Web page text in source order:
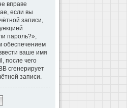
вправе
если вы
записи,
пароль?»,
обеспечением
ваше имя
после чего
сгенерирует
записи.